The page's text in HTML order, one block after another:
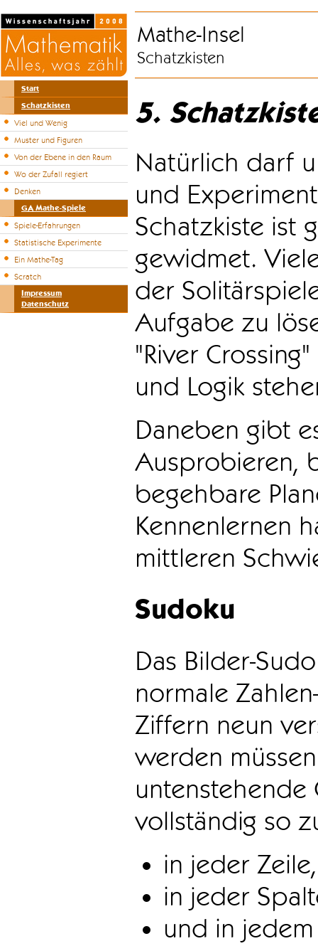
Start
Schatzkisten
Viel und Wenig
Muster und Figuren
Von der Ebene in den Raum
Wo der Zufall regiert
Denken
GA Mathe-Spiele
Spiele-Erfahrungen
Statistische Experimente
Ein Mathe-Tag
Scratch
Impressum
Datenschutz
Mathe-Insel
Schatzkisten
5.
Natürlich darf
und
Schatzkiste ist
gewidmet.
der
Aufgabe zu
"River
und Logik
Daneben gibt
Ausprobieren,
begehbare
Kennenlernen
mittleren
Sudoku
Das Bilder-
normale
Ziffern neun
werden
vollständig so
in jeder Zeile,
in jeder
und in